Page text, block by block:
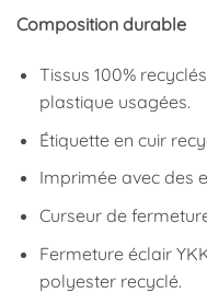
Composition durable
Tissus 100%
plastique usagées.
Étiquette en cuir
Imprimée avec des
Curseur de
Fermeture éclair
polyester recyclé.